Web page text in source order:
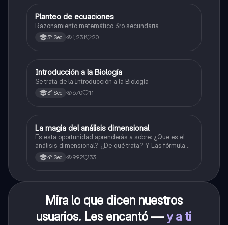
Matemáticas
Planteo de ecuaciones
Razonamiento matemático 3ro secundaria
3° Sec 1,231 20
Biología
Introducción a la Biología
Se trata de la Introducción a la Biología
3° Sec 670 11
Física
La magia del análisis dimensional
Es esta oportunidad aprenderás a sobre: ¿Que es el
análisis dimensional? ¿De qué trata? Y Las fórmulas
de las magnitudes fundamentales y derivadas.
4° Sec 992 33
Mira lo que dicen nuestros
usuarios. Les encantó —y a ti